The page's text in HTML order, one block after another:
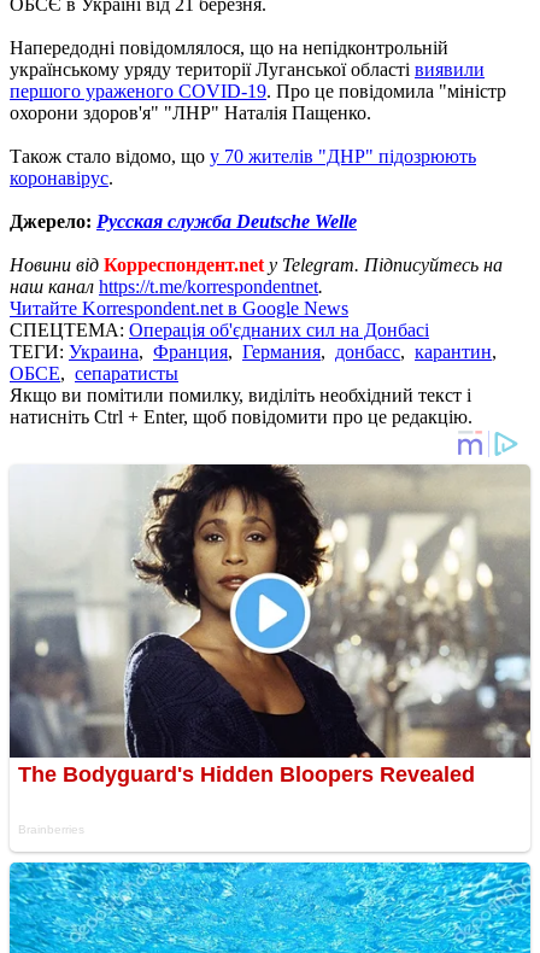
Напередодні повідомлялося, що на непідконтрольній
українському уряду території Луганської області виявили
першого ураженого COVID-19. Про це повідомила "міністр
охорони здоров'я" "ЛНР" Наталія Пащенко.
Також стало відомо, що у 70 жителів "ДНР" підозрюють
коронавірус.
Джерело: Русская служба Deutsche Welle
Новини від Корреспондент.net у Telegram. Підписуйтесь на
наш канал https://t.me/korrespondentnet.
Читайте Korrespondent.net в Google News
СПЕЦТЕМА: Операція об'єднаних сил на Донбасі
ТЕГИ: Украина, Франция, Германия, донбасс, карантин,
ОБСЕ, сепаратисты
Якщо ви помітили помилку, виділіть необхідний текст і
натисніть Ctrl + Enter, щоб повідомити про це редакцію.